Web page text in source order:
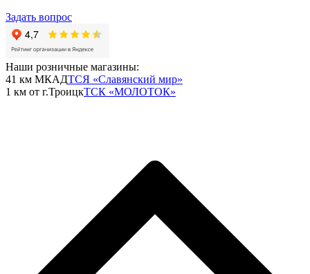
Задать вопрос
Наши розничные магазины:
41 км МКАДТСЯ «Славянский мир»
1 км от г.ТроицкТСК «МОЛОТОК»